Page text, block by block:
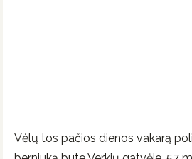
Vėlų tos pačios dienos vakarą